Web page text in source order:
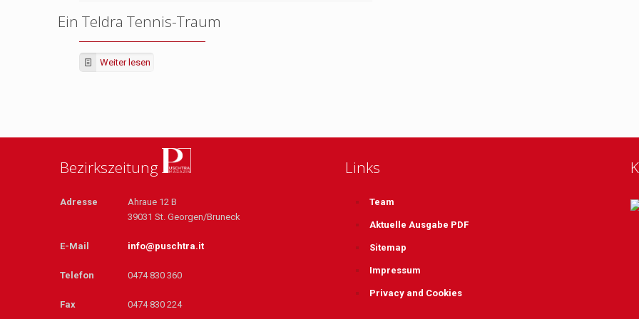
Ein Teldra Tennis-Traum
Weiter lesen
Bezirkszeitung
Adresse
Ahraue 12 B
39031 St. Georgen/Bruneck
E-Mail info@puschtra.it
Telefon 0474 830 360
Fax 0474 830 224
Links
Team
Aktuelle Ausgabe PDF
Sitemap
Impressum
Privacy and Cookies